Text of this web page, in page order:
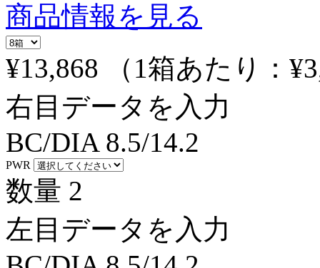
商品情報を見る
¥13,868
（1箱あたり：
右目データを入力
BC/DIA 8.5/14.2
PWR
数量 2
左目データを入力